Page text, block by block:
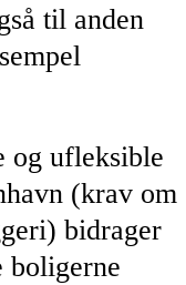
til anden
og ufleksible
(krav om
bidrager
boligerne